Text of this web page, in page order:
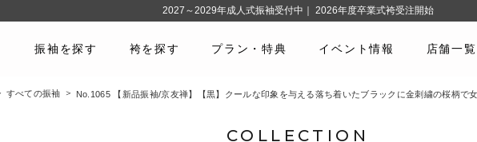
振袖を探す 袴を探す プラン・特典 イベント情報 店舗一覧
すべての振袖 No.1065 【新品振袖/京友禅】【黒】クールな印象を与える落ち着いたブラックに金刺繍の桜柄で
COLLECTION
2027～2029年成人式振袖受付中｜ 2026年度卒業式袴受注開始